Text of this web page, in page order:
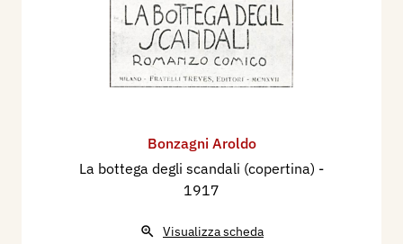
Bonzagni Aroldo
La bottega degli scandali (copertina) -
1917
Visualizza scheda